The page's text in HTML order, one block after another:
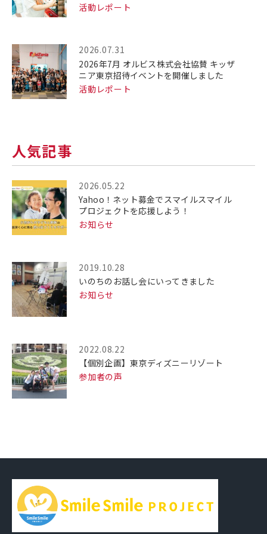
活動レポート
2026.07.31
2026年7月 オルビス株式会社協賛 キッザ
ニア東京招待イベントを開催しました
活動レポート
人気記事
2026.05.22
Yahoo！ネット募金でスマイルスマイル
プロジェクトを応援しよう！
お知らせ
2019.10.28
いのちのお話し会にいってきました
お知らせ
2022.08.22
【個別企画】東京ディズニーリゾート
参加者の声